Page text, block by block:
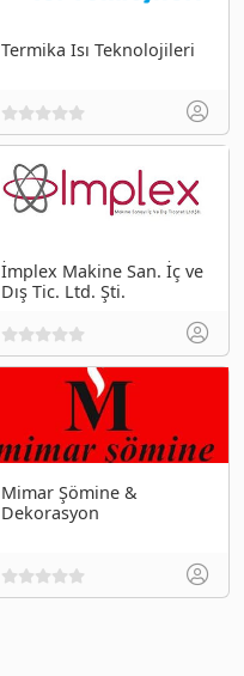
Termika Isı Teknolojileri
İmplex Makine San. İç ve
Dış Tic. Ltd. Şti.
Mimar Şömine &
Dekorasyon